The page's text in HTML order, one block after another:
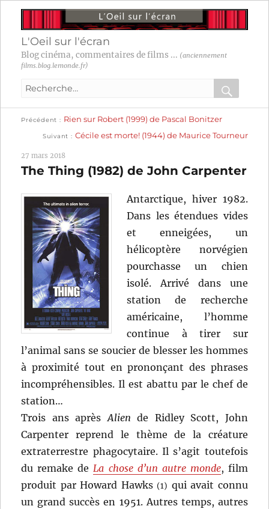
L'Oeil sur l'écran
Blog cinéma, commentaires de films ... (anciennement
films.blog.lemonde.fr)
Recherche
:
OK
Navigation
l’article
Précédent
précédente :
Rien sur Robert (1999) de Pascal Bonitzer
Suivant
suivante :
Cécile est morte! (1944) de Maurice Tourneur
27 mars 2018
The Thing (1982) de John Carpenter
Antarctique, hiver 1982.
Dans les étendues vides
et enneigées, un
hélicoptère norvégien
pourchasse un chien
isolé. Arrivé dans une
station de recherche
américaine, l’homme
continue à tirer sur
l’animal sans se soucier de blesser les hommes
à proximité tout en prononçant des phrases
incompréhensibles. Il est abattu par le chef de
station…
Trois ans aprèsAlien de Ridley Scott, John
Carpenter reprend le thème de la créature
extraterrestre phagocytaire. Il s’agit toutefois
du remake deLa chose d’un autre monde, film
produit par Howard Hawks(1) qui avait connu
un grand succès en 1951. Autres temps, autres